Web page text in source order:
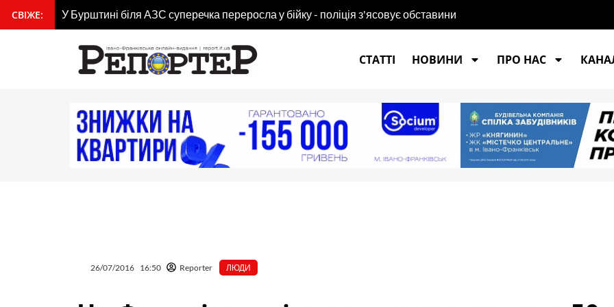
вмісту
СВІЖЕ: У Бурштині біля АЗС суперечка переросла у бійку - поліція з'ясовує обставини
СТАТТІ
НОВИНИ ПРО НАС
26/07/2016 16:50 Reporter ЛЮДИ